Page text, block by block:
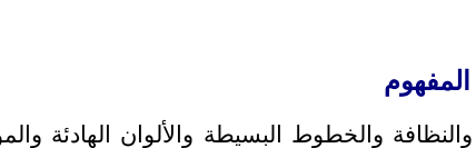
والخطوط البسيطة والألوان الهادئة